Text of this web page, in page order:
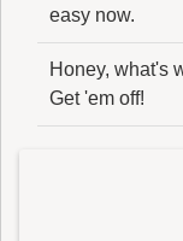
easy now.
Honey, what's
Get 'em off!